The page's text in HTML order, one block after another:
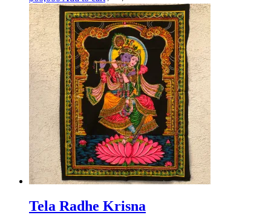
Tela Radhe Krisna